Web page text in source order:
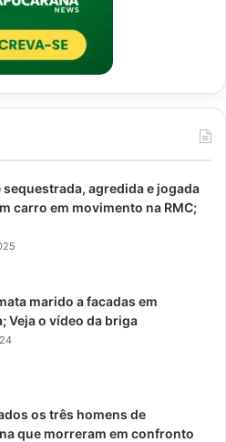
sequestrada, agredida e jogada
carro em movimento na RMC;
marido a facadas em
Veja o vídeo da briga
os três homens de
que morreram em confronto